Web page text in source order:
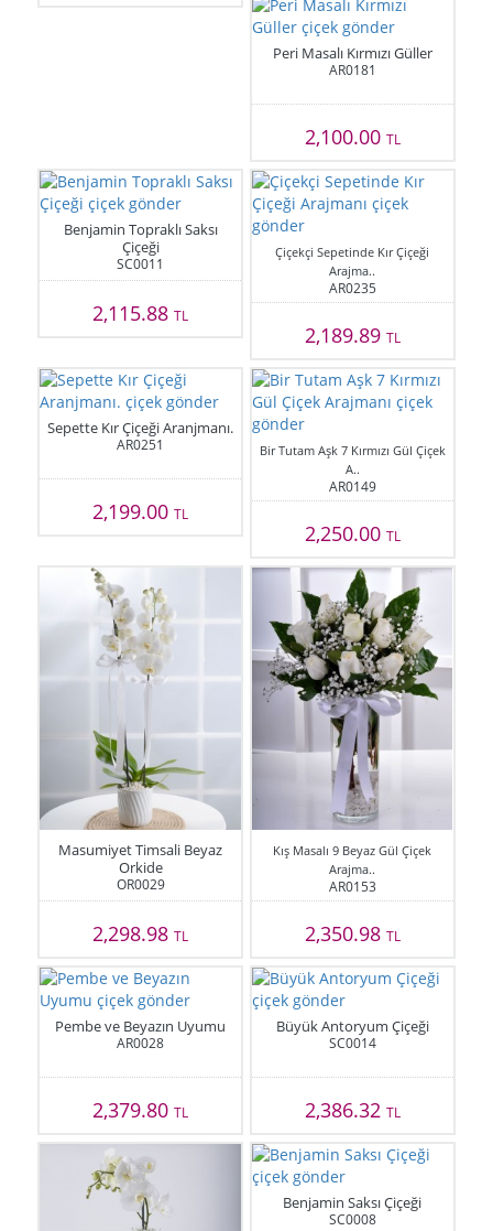
Peri Masalı Kırmızı Güller
AR0181
2,100.00 TL
Benjamin Topraklı Saksı
Çiçeği
SC0011
2,115.88TL
Çiçekçi Sepetinde Kır Çiçeği
Arajma..
AR0235
2,189.89 TL
Sepette Kır Çiçeği Aranjmanı.
AR0251
2,199.00TL
Bir Tutam Aşk 7 Kırmızı Gül Çiçek
A..
AR0149
2,250.00 TL
Masumiyet Timsali Beyaz
Orkide
OR0029
2,298.98TL
Kış Masalı 9 Beyaz Gül Çiçek
Arajma..
AR0153
2,350.98 TL
Pembe ve Beyazın Uyumu
AR0028
2,379.80TL
Büyük Antoryum Çiçeği
SC0014
2,386.32 TL
Benjamin Saksı Çiçeği
SC0008